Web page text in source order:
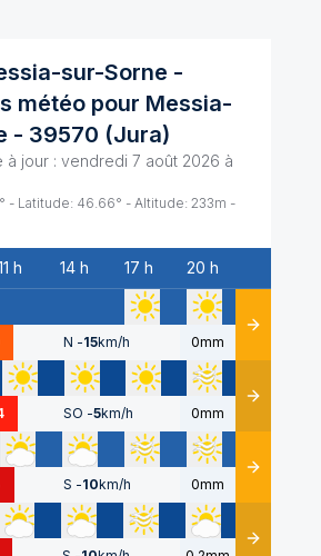
sur-Sorne -
météo pour Messia-
- 39570 (Jura)
à jour : vendredi 7 août 2026 à
° - Latitude: 46.66° - Altitude: 233m -
h 14 h 17 h 20 h
N -15km/h 0mm Détails
SO -5km/h 0mm Détails
S -10km/h 0mm Détails
Détails